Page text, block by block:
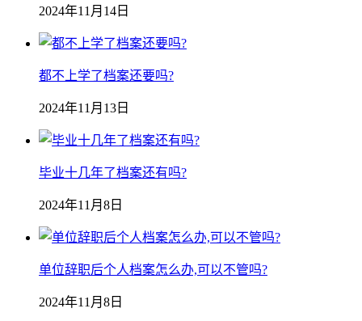
2024年11月14日
都不上学了档案还要吗?
2024年11月13日
毕业十几年了档案还有吗?
2024年11月8日
单位辞职后个人档案怎么办,可以不管吗?
2024年11月8日